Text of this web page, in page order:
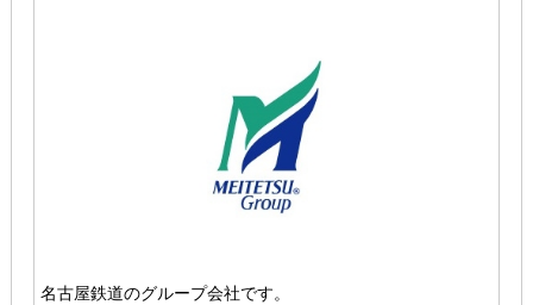
名古屋鉄道のグループ会社です。